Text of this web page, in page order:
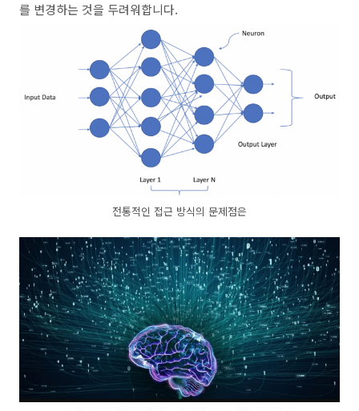
를 변경하는 것을 두려워합니다.
전통적인 접근 방식의 문제점은